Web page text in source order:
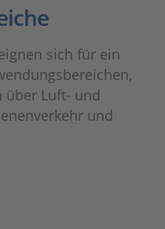
sich für ein
über Luft- und
und